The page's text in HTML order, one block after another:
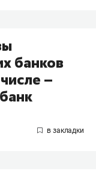
банков
–